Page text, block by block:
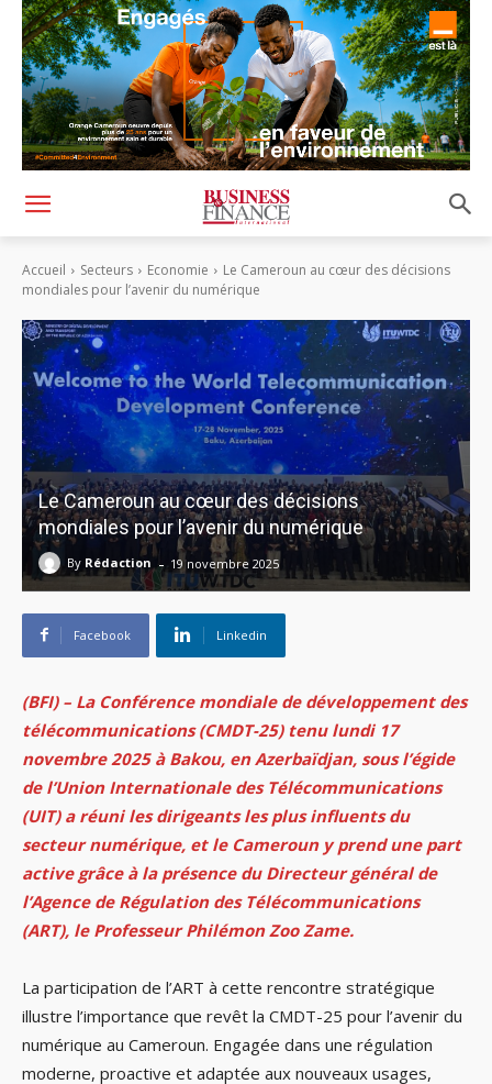
Accueil Secteurs Economie
Le Cameroun au cœur des décisions
mondiales pour l’avenir du numérique
Le Cameroun au cœur des décisions
mondiales pour l’avenir du numérique
By Rédaction - 19 novembre 2025
Facebook Linkedin
(BFI) – La Conférence mondiale de développement des
télécommunications (CMDT-25) tenu lundi 17
novembre 2025 à Bakou, en Azerbaïdjan, sous l’égide
de l’Union Internationale des Télécommunications
(UIT) a réuni les dirigeants les plus influents du
secteur numérique, et le Cameroun y prend une part
active grâce à la présence du Directeur général de
l’Agence de Régulation des Télécommunications
(ART), le Professeur Philémon Zoo Zame.
La participation de l’ART à cette rencontre stratégique
illustre l’importance que revêt la CMDT-25 pour l’avenir du
numérique au Cameroun. Engagée dans une régulation
moderne, proactive et adaptée aux nouveaux usages,